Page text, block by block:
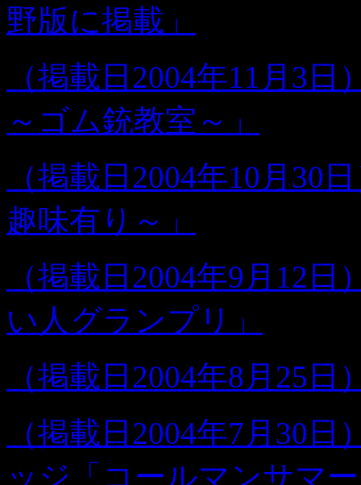
野版に掲載」
（掲載日2004年11月3
～ゴム銃教室～」
（掲載日2004年10月30
趣味有り～」
（掲載日2004年9月12
い人グランプリ」
（掲載日2004年8月25
（掲載日2004年7月30
ッジ「コールマンサマ